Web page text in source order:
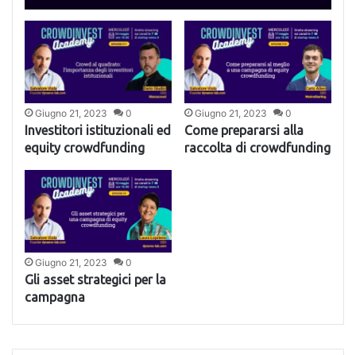
Giugno 21, 2023 0
Investitori istituzionali ed
equity crowdfunding
Giugno 21, 2023 0
Come prepararsi alla
raccolta di crowdfunding
Giugno 21, 2023 0
Gli asset strategici per la
campagna